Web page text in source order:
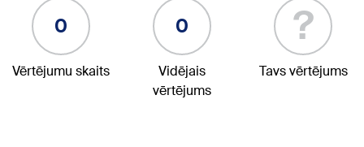
0
Vērtējumu skaits
0
Vidējais
vērtējums
?
Tavs vērtējums